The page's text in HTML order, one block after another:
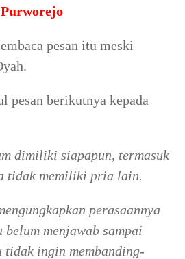
pesan itu meski
pesan berikutnya kepada
dimiliki siapapun, termasuk
tidak memiliki pria lain.
perasaannya
menjawab sampai
tidak ingin membanding-